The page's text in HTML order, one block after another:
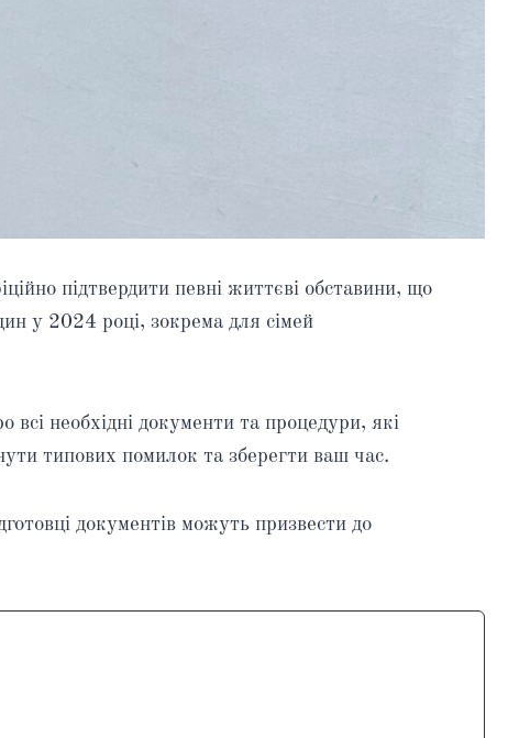
підтвердити певні життєві обставини, що
у 2024 році, зокрема для сімей
необхідні документи та процедури, які
типових помилок та зберегти ваш час.
документів можуть призвести до